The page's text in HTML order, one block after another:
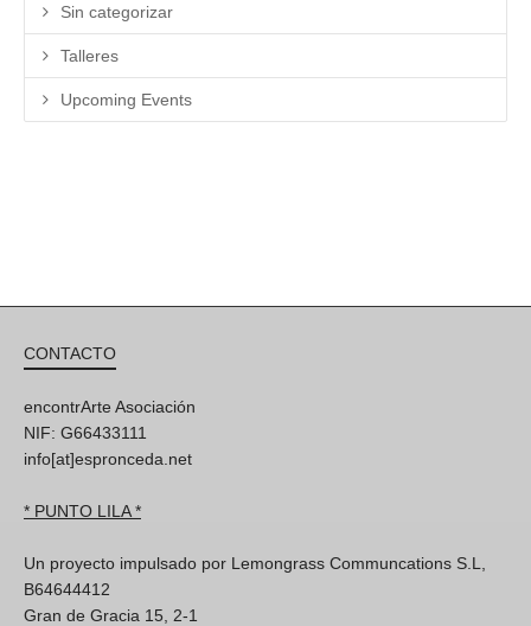
Sin categorizar
Talleres
Upcoming Events
CONTACTO
encontrArte Asociación
NIF: G66433111
info[at]espronceda.net
* PUNTO LILA *
Un proyecto impulsado por Lemongrass Communcations S.L,
B64644412
Gran de Gracia 15, 2-1